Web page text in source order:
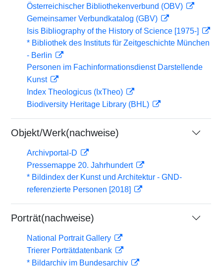
Österreichischer Bibliothekenverbund (OBV)
Gemeinsamer Verbundkatalog (GBV)
Isis Bibliography of the History of Science [1975-]
* Bibliothek des Instituts für Zeitgeschichte München
- Berlin
Personen im Fachinformationsdienst Darstellende
Kunst
Index Theologicus (IxTheo)
Biodiversity Heritage Library (BHL)
Objekt/Werk(nachweise)
Archivportal-D
Pressemappe 20. Jahrhundert
* Bildindex der Kunst und Architektur - GND-
referenzierte Personen [2018]
Porträt(nachweise)
National Portrait Gallery
Trierer Porträtdatenbank
* Bildarchiv im Bundesarchiv